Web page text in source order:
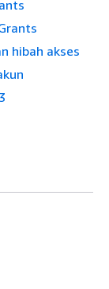
hibah akses